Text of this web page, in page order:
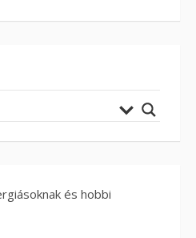
és hobbi